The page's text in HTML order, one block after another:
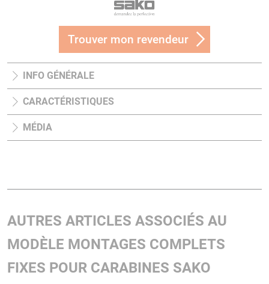
Trouver mon revendeur
INFO GÉNÉRALE
CARACTÉRISTIQUES
MÉDIA
AUTRES ARTICLES ASSOCIÉS AU
MODÈLE MONTAGES COMPLETS
FIXES POUR CARABINES SAKO